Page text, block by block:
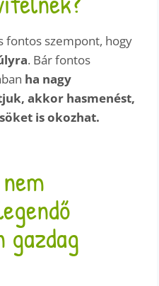
fontos szempont, hogy
. Bár fontos
ha nagy
akkor hasmenést,
is okozhat.
gazdag